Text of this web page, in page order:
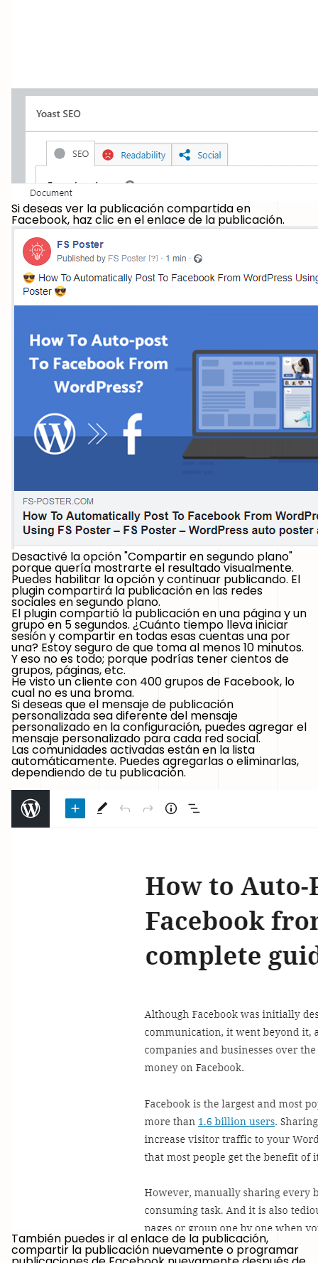
Si deseas ver la publicación compartida en
Facebook, haz clic en el enlace de la publicación.
Desactivé la opción "Compartir en segundo plano"
porque quería mostrarte el resultado visualmente.
Puedes habilitar la opción y continuar publicando. El
plugin compartirá la publicación en las redes
sociales en segundo plano.
El plugin compartió la publicación en una página y un
grupo en 5 segundos. ¿Cuánto tiempo lleva iniciar
sesión y compartir en todas esas cuentas una por
una? Estoy seguro de que toma al menos 10 minutos.
Y eso no es todo; porque podrías tener cientos de
grupos, páginas, etc.
He visto un cliente con 400 grupos de Facebook, lo
cual no es una broma.
Si deseas que el mensaje de publicación
personalizada sea diferente del mensaje
personalizado en la configuración, puedes agregar el
mensaje personalizado para cada red social.
Las comunidades activadas están en la lista
automáticamente. Puedes agregarlas o eliminarlas,
dependiendo de tu publicación.
También puedes ir al enlace de la publicación,
compartir la publicación nuevamente o programar